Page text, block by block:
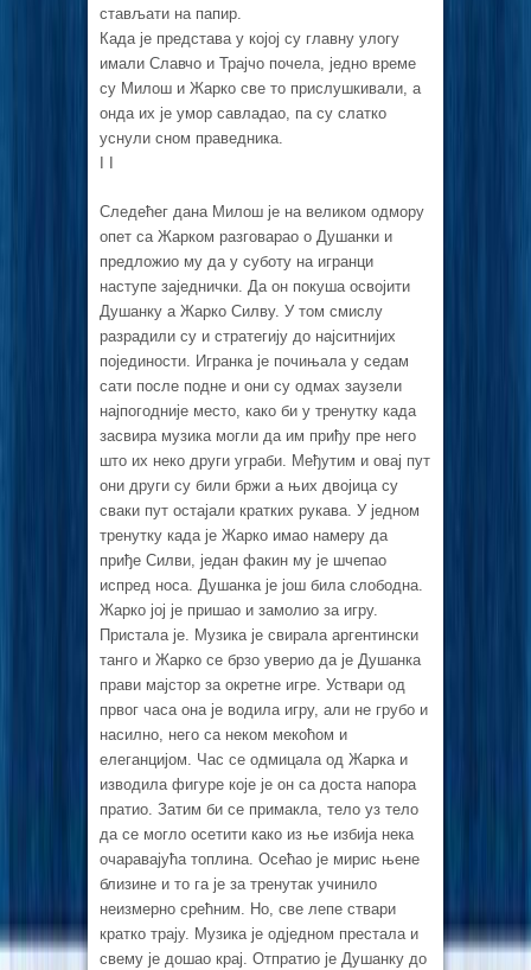
стављати на папир.
Када је представа у којој су главну улогу
имали Славчо и Трајчо почела, једно време
су Милош и Жарко све то прислушкивали, а
онда их је умор савладао, па су слатко
уснули сном праведника.
Следећег дана Милош је на великом одмору
опет са Жарком разговарао о Душанки и
предложио му да у суботу на игранци
наступе заједнички. Да он покуша освојити
Душанку а Жарко Силву. У том смислу
разрадили су и стратегију до најситнијих
појединости. Игранка је почињала у седам
сати после подне и они су одмах заузели
најпогодније место, како би у тренутку када
засвира музика могли да им приђу пре него
што их неко други уграби. Међутим и овај пут
они други су били бржи а њих двојица су
сваки пут остајали кратких рукава. У једном
тренутку када је Жарко имао намеру да
приђе Силви, један факин му је шчепао
испред носа. Душанка је још била слободна.
Жарко јој је пришао и замолио за игру.
Пристала је. Музика је свирала аргентински
танго и Жарко се брзо уверио да је Душанка
прави мајстор за окретне игре. Уствари од
првог часа она је водила игру, али не грубо и
насилно, него са неком мекоћом и
елеганцијом. Час се одмицала од Жарка и
изводила фигуре које је он са доста напора
пратио. Затим би се примакла, тело уз тело
да се могло осетити како из ње избија нека
очаравајућа топлина. Осећао је мирис њене
близине и то га је за тренутак учинило
неизмерно срећним. Но, све лепе ствари
кратко трају. Музика је одједном престала и
свему је дошао крај. Отпратио је Душанку до